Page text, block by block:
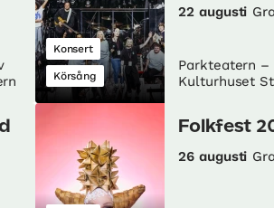
Konsert
Körsång
22 augusti
Parkteatern –
Kulturhuset
Folkfest
26 augusti